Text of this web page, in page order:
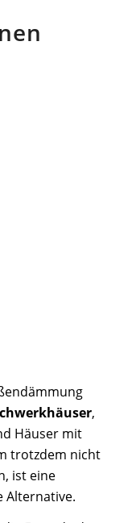
,
Häuser mit
trotzdem nicht
ist eine
Alternative.